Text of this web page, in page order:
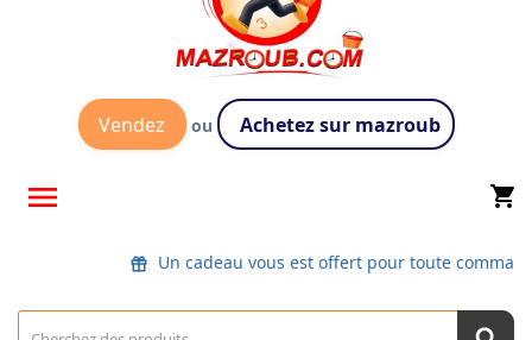
Vendez ou Achetez sur mazroub
 shopping_cart
Un cadeau vous est offert pour toute